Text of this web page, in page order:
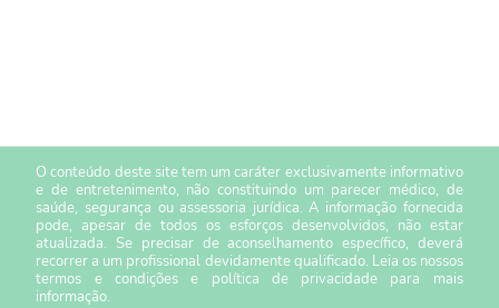
O conteúdo deste site tem um caráter exclusivamente informativo
e de entretenimento, não constituindo um parecer médico, de
saúde, segurança ou assessoria jurídica. A informação fornecida
pode, apesar de todos os esforços desenvolvidos, não estar
atualizada. Se precisar de aconselhamento específico, deverá
recorrer a um profissional devidamente qualificado. Leia os nossos
termos e condiçõese política de privacidade para mais
informação.